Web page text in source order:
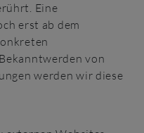
Eine
erst ab dem
von
werden wir diese